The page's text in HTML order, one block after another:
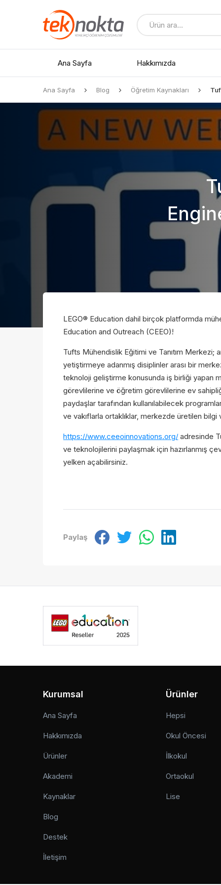
Ana Sayfa Hakkımızda
İndirimli Ürünler
Yedek Parçalar
Ana Sayfa Blog Öğretim Kaynakları
LEGO® Education dahil birçok platformda
Education and Outreach (CEEO)!
Tufts Mühendislik Eğitimi ve Tanıtım
yetiştirmeye adanmış disiplinler arası bir
teknoloji geliştirme konusunda iş birliği yapan
görevlilerine ve öğretim görevlilerine ev
paydaşlar tarafından kullanılabilecek
ve vakıflarla ortaklıklar, merkezde üretilen bilgi
https://www.ceeoinnovations.org/ adresinde
ve teknolojilerini paylaşmak için hazırlanmış
yelken açabilirsiniz.
Paylaş
Kurumsal
Ana Sayfa
Hakkımızda
Ürünler
Akademi
Kaynaklar
Blog
Destek
İletişim
Ürünler
Hepsi
Okul Öncesi
İlkokul
Ortaokul
Lise
İsim
E-
İsim
E-